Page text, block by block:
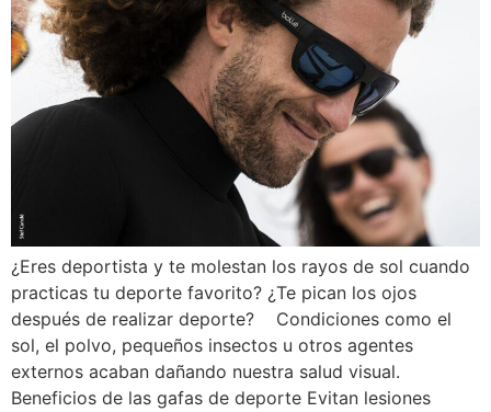
¿Eres deportista y te molestan los rayos de sol cuando
practicas tu deporte favorito? ¿Te pican los ojos
después de realizar deporte? Condiciones como el
sol, el polvo, pequeños insectos u otros agentes
externos acaban dañando nuestra salud visual.
Beneficios de las gafas de deporte Evitan lesiones